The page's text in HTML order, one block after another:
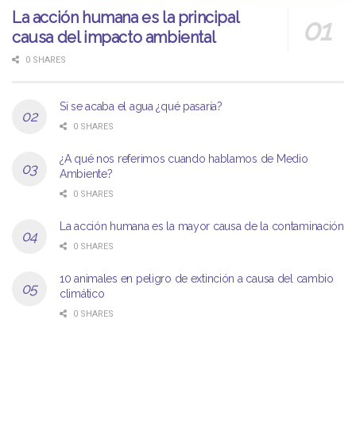
La acción humana es la principal
causa del impacto ambiental
0 SHARES
Si se acaba el agua ¿qué pasaría?
0 SHARES
¿A qué nos referimos cuando hablamos de Medio
Ambiente?
0 SHARES
La acción humana es la mayor causa de la contaminación
0 SHARES
10 animales en peligro de extinción a causa del cambio
climático
0 SHARES